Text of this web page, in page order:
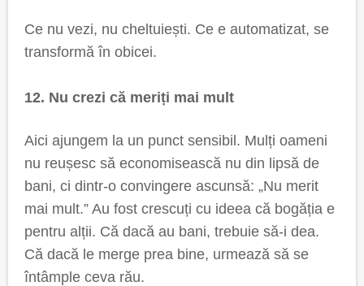
Ce nu vezi, nu cheltuiești. Ce e automatizat, se
transformă în obicei.
12. Nu crezi că meriți mai mult
Aici ajungem la un punct sensibil. Mulți oameni
nu reușesc să economisească nu din lipsă de
bani, ci dintr-o convingere ascunsă: „Nu merit
mai mult.” Au fost crescuți cu ideea că bogăția e
pentru alții. Că dacă au bani, trebuie să-i dea.
Că dacă le merge prea bine, urmează să se
întâmple ceva rău.